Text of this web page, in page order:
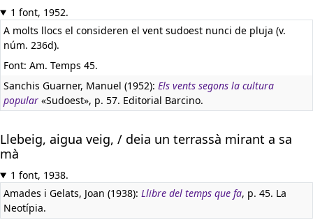
1 font, 1952.
A molts llocs el consideren el vent sudoest nunci de pluja (v.
núm. 236d).
Font: Am. Temps 45.
Sanchis Guarner, Manuel (1952): Els vents segons la cultura
popular «Sudoest», p. 57. Editorial Barcino.
Llebeig, aigua veig, / deia un terrassà mirant a sa
mà
1 font, 1938.
Amades i Gelats, Joan (1938): Llibre del temps que fa, p. 45. La
Neotípia.